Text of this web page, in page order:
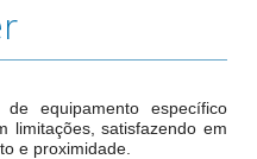
equipamento específico
limitações, satisfazendo em
e proximidade.